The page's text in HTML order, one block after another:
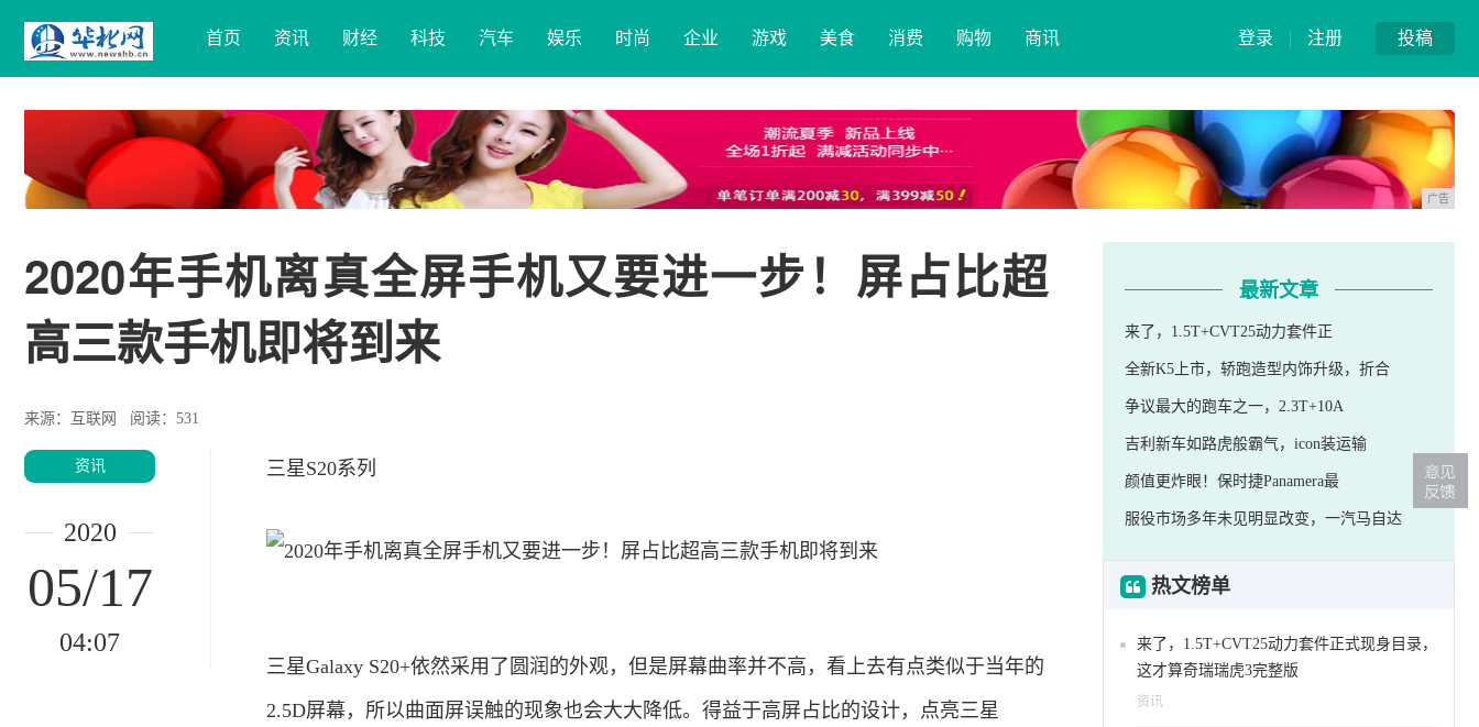
投稿
登录 | 注册
首页 资讯 财经 科技 汽车 娱乐 时尚 企业 游戏 美食 消费 购物 商讯
广告
2020年手机离真全屏手机又要进一步！屏占比超
高三款手机即将到来
来源：互联网 阅读：531
资讯
2020
05/17
04:07
三星S20系列
三星Galaxy S20+依然采用了圆润的外观，但是屏幕曲率并不高，看上去有点类似于当年的
2.5D屏幕，所以曲面屏误触的现象也会大大降低。得益于高屏占比的设计，点亮三星
最新文章
来了，1.5T+CVT25动力套件正
全新K5上市，轿跑造型内饰升级，折合
争议最大的跑车之一，2.3T+10A
吉利新车如路虎般霸气，icon装运输
颜值更炸眼！保时捷Panamera最
服役市场多年未见明显改变，一汽马自达
热文榜单
来了，1.5T+CVT25动力套件正式现身目录，
这才算奇瑞瑞虎3完整版
资讯